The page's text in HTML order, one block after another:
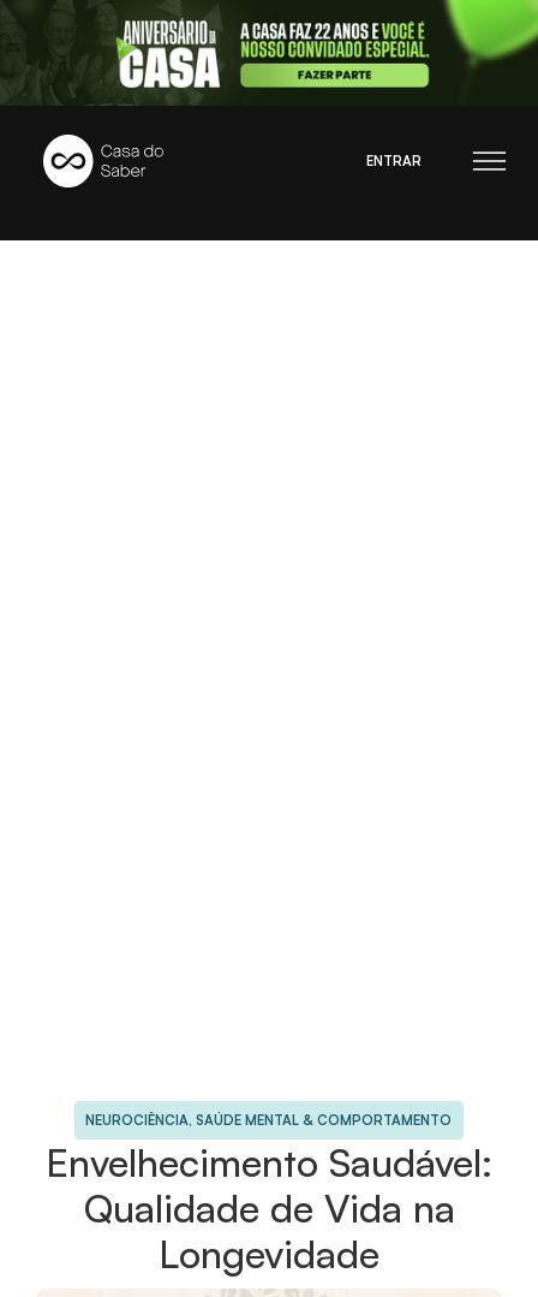
ENTRAR
NEUROCIÊNCIA, SAÚDE MENTAL & COMPORTAMENTO
Envelhecimento Saudável:
Qualidade de Vida na
Longevidade